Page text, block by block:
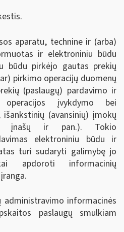
aparatu, technine ir (arba)
ir elektroniniu būdu
būdu pirkėjo gautas prekių
pirkimo operacijų duomenų
(paslaugų) pardavimo ir
įvykdymo bei
(avansinių) įmokų
įnašų ir pan.). Tokio
elektroniniu būdu ir
turi sudaryti galimybę jo
apdoroti informacinių
administravimo informacinės
paslaugų smulkiam